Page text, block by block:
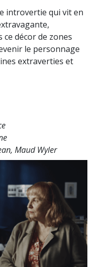
introvertie qui vit en
décor de zones
le personnage
extraverties et
Maud Wyler